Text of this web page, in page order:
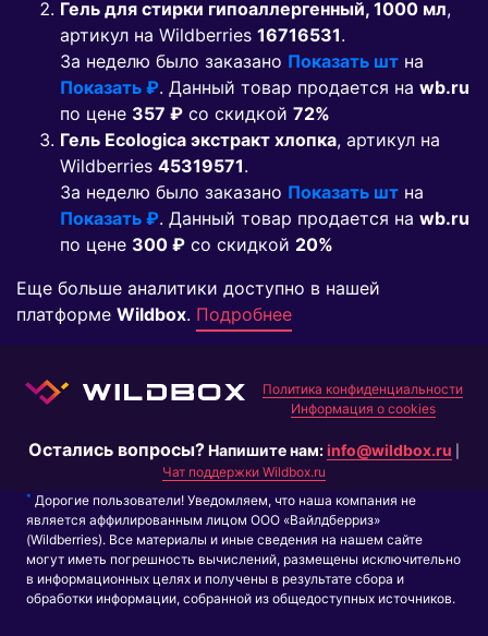
Гель для стирки гипоаллергенный, 1000 мл,
артикул на Wildberries 16716531.
За неделю было заказано Показать шт на
Показать ₽. Данный товар продается на wb.ru
по цене 357 ₽ co скидкой 72%
Гель Ecologica экстракт хлопка, артикул на
Wildberries 45319571.
За неделю было заказано Показать шт на
Показать ₽. Данный товар продается на wb.ru
по цене 300 ₽ co скидкой 20%
Еще больше аналитики доступно в нашей
платформе Wildbox. Подробнее
Политика конфиденциальности
Информация о cookies
Остались вопросы?Напишите нам:info@wildbox.ru
Чат поддержки Wildbox.ru
* Дорогие пользователи! Уведомляем, что наша компания не
является аффилированным лицом ООО «Вайлдберриз»
(Wildberries). Все материалы и иные сведения на нашем сайте
могут иметь погрешность вычислений, размещены исключительно
в информационных целях и получены в результате сбора и
обработки информации, собранной из общедоступных источников.